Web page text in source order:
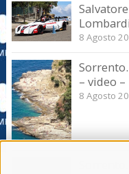
8 Agosto
– video –
8 Agosto